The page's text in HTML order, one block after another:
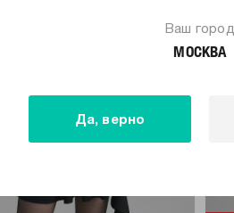
Ваш город
МОСКВА
Да, верно